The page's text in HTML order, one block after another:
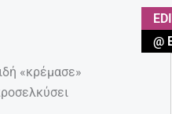
«κρέμασε»
@